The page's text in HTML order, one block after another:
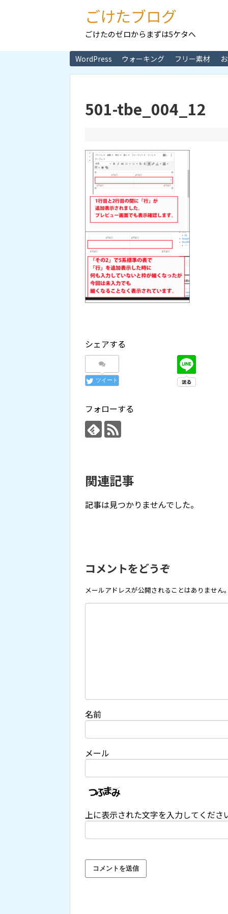
ごけたブログ
ごけたのゼロからまずは5ケタへ
WordPress ウォーキング フリー素材
501-tbe_004_12
シェアする
ツイート
フォローする
関連記事
記事は見つかりませんでした。
コメントをどうぞ
メールアドレスが公開されることはありません
名前
メール
上に表示された文字を入力してくださ